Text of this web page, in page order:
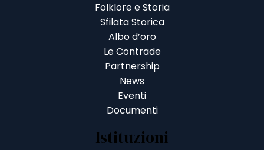
Folklore e Storia
Sfilata Storica
Albo d’oro
Le Contrade
Partnership
News
Eventi
Documenti
Istituzioni